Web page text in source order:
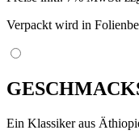
Verpackt wird in
Ein Klassiker aus